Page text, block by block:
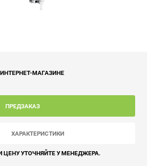
МАГАЗИНЕ
ПРЕДЗАКАЗ
ХАРАКТЕРИСТИКИ
ЦЕНУ УТОЧНЯЙТЕ У МЕНЕДЖЕРА.